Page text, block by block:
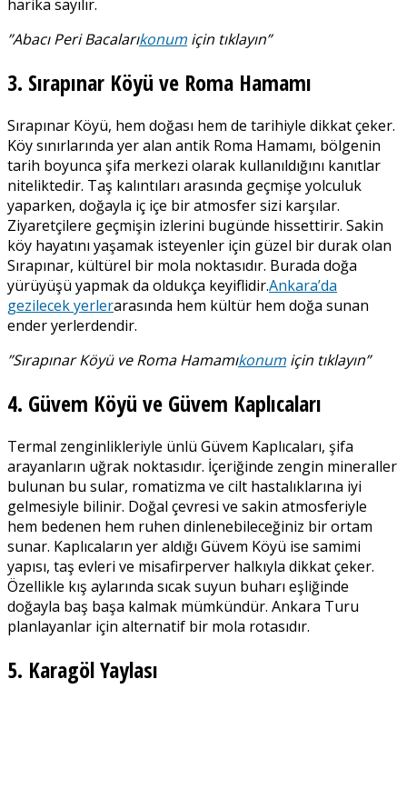
harika sayılır.
”Abacı Peri Bacalarıkonum için tıklayın”
3. Sırapınar Köyü ve Roma Hamamı
Sırapınar Köyü, hem doğası hem de tarihiyle dikkat çeker.
Köy sınırlarında yer alan antik Roma Hamamı, bölgenin
tarih boyunca şifa merkezi olarak kullanıldığını kanıtlar
niteliktedir. Taş kalıntıları arasında geçmişe yolculuk
yaparken, doğayla iç içe bir atmosfer sizi karşılar.
Ziyaretçilere geçmişin izlerini bugünde hissettirir. Sakin
köy hayatını yaşamak isteyenler için güzel bir durak olan
Sırapınar, kültürel bir mola noktasıdır. Burada doğa
yürüyüşü yapmak da oldukça keyiflidir.Ankara’da
gezilecek yerlerarasında hem kültür hem doğa sunan
ender yerlerdendir.
”Sırapınar Köyü ve Roma Hamamıkonum için tıklayın”
4. Güvem Köyü ve Güvem Kaplıcaları
Termal zenginlikleriyle ünlü Güvem Kaplıcaları, şifa
arayanların uğrak noktasıdır. İçeriğinde zengin mineraller
bulunan bu sular, romatizma ve cilt hastalıklarına iyi
gelmesiyle bilinir. Doğal çevresi ve sakin atmosferiyle
hem bedenen hem ruhen dinlenebileceğiniz bir ortam
sunar. Kaplıcaların yer aldığı Güvem Köyü ise samimi
yapısı, taş evleri ve misafirperver halkıyla dikkat çeker.
Özellikle kış aylarında sıcak suyun buharı eşliğinde
doğayla baş başa kalmak mümkündür. Ankara Turu
planlayanlar için alternatif bir mola rotasıdır.
5. Karagöl Yaylası